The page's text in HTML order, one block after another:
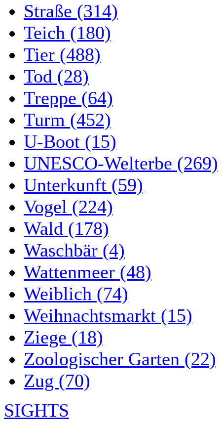
Straße (314)
Teich (180)
Tier (488)
Tod (28)
Treppe (64)
Turm (452)
U-Boot (15)
UNESCO-Welterbe (269)
Unterkunft (59)
Vogel (224)
Wald (178)
Waschbär (4)
Wattenmeer (48)
Weiblich (74)
Weihnachtsmarkt (15)
Ziege (18)
Zoologischer Garten (22)
Zug (70)
SIGHTS